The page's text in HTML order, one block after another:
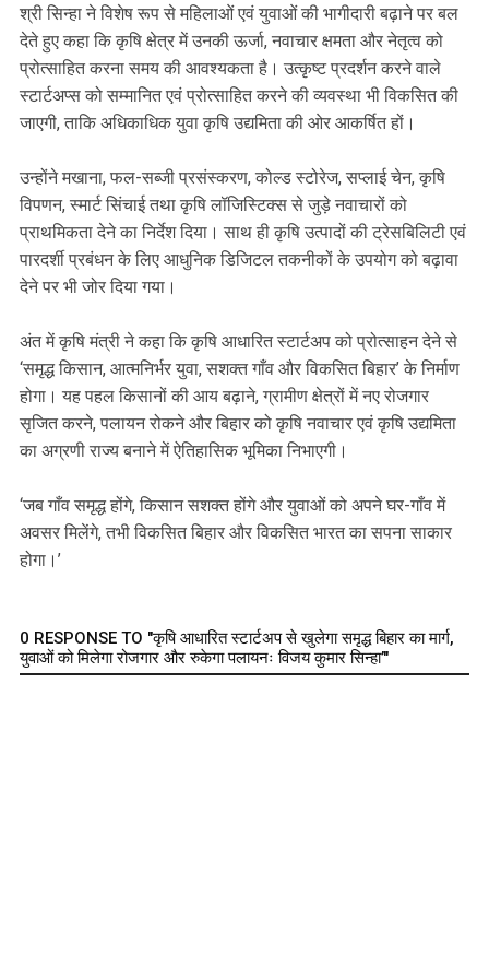
श्री सिन्हा ने विशेष रूप से महिलाओं एवं युवाओं की भागीदारी बढ़ाने पर बल
देते हुए कहा कि कृषि क्षेत्र में उनकी ऊर्जा, नवाचार क्षमता और नेतृत्व को
प्रोत्साहित करना समय की आवश्यकता है। उत्कृष्ट प्रदर्शन करने वाले
स्टार्टअप्स को सम्मानित एवं प्रोत्साहित करने की व्यवस्था भी विकसित की
जाएगी, ताकि अधिकाधिक युवा कृषि उद्यमिता की ओर आकर्षित हों।
उन्होंने मखाना, फल-सब्जी प्रसंस्करण, कोल्ड स्टोरेज, सप्लाई चेन, कृषि
विपणन, स्मार्ट सिंचाई तथा कृषि लॉजिस्टिक्स से जुड़े नवाचारों को
प्राथमिकता देने का निर्देश दिया। साथ ही कृषि उत्पादों की ट्रेसबिलिटी एवं
पारदर्शी प्रबंधन के लिए आधुनिक डिजिटल तकनीकों के उपयोग को बढ़ावा
देने पर भी जोर दिया गया।
अंत में कृषि मंत्री ने कहा कि कृषि आधारित स्टार्टअप को प्रोत्साहन देने से
‘समृद्ध किसान, आत्मनिर्भर युवा, सशक्त गाँव और विकसित बिहार’ के निर्माण
होगा। यह पहल किसानों की आय बढ़ाने, ग्रामीण क्षेत्रों में नए रोजगार
सृजित करने, पलायन रोकने और बिहार को कृषि नवाचार एवं कृषि उद्यमिता
का अग्रणी राज्य बनाने में ऐतिहासिक भूमिका निभाएगी।
‘जब गाँव समृद्ध होंगे, किसान सशक्त होंगे और युवाओं को अपने घर-गाँव में
अवसर मिलेंगे, तभी विकसित बिहार और विकसित भारत का सपना साकार
होगा।’
0 RESPONSE TO "कृषि आधारित स्टार्टअप से खुलेगा समृद्ध बिहार का मार्ग,
युवाओं को मिलेगा रोजगार और रुकेगा पलायनः विजय कुमार सिन्हा’"